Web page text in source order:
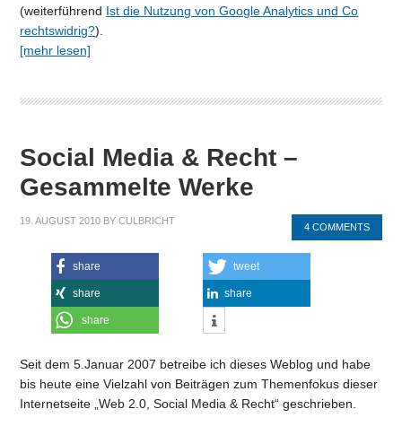
(weiterführend Ist die Nutzung von Google Analytics und Co
rechtswidrig?).
[mehr lesen]
Social Media & Recht –
Gesammelte Werke
19. AUGUST 2010 BYCULBRICHT
4 COMMENTS
share tweet
share share
share
Seit dem 5.Januar 2007 betreibe ich dieses Weblog und habe
bis heute eine Vielzahl von Beiträgen zum Themenfokus dieser
Internetseite „Web 2.0, Social Media & Recht“ geschrieben.